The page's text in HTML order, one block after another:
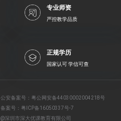
专业师资
严控教学品质
正规学历
国家认可 学信可查
公安备案号： 粤公网安备44030002004218号
备案号： 粤ICP备16050337号-7
@深圳市深大优课教育有限公司